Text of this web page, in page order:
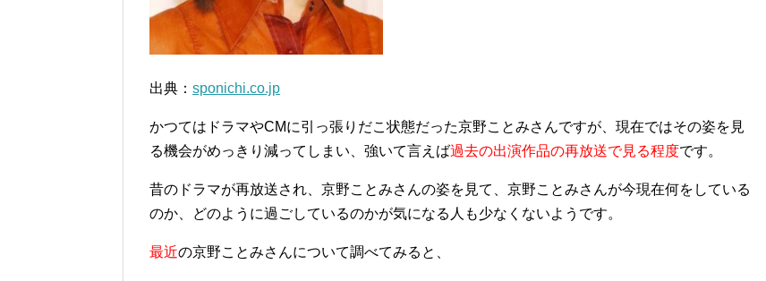
出典： sponichi.co.jp
かつてはドラマやCMに引っ張りだこ状態だった京野ことみさんですが、現在ではその姿を見
る機会がめっきり減ってしまい、強いて言えば過去の出演作品の再放送で見る程度です。
昔のドラマが再放送され、京野ことみさんの姿を見て、京野ことみさんが今現在何をしている
のか、どのように過ごしているのかが気になる人も少なくないようです。
最近の京野ことみさんについて調べてみると、